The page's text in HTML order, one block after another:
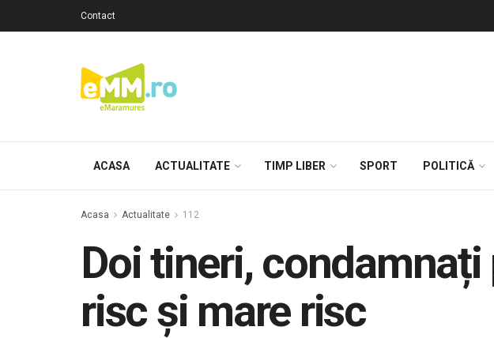
Contact
ACASA ACTUALITATE TIMP LIBER SPORT POLITICĂ
Acasa Actualitate 112
Doi tineri,
risc și mare risc